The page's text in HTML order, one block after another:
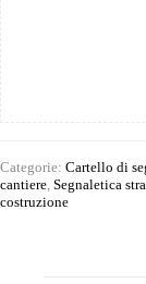
Categorie: Cartello di
cantiere Segnaletica
costruzione